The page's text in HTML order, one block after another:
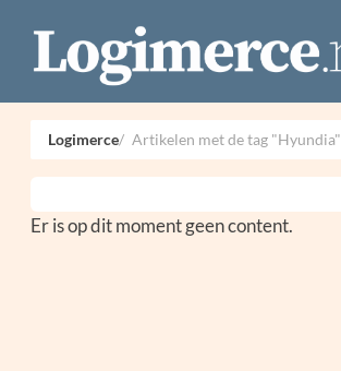
Logimerce Artikelen met de tag "Hyundia"
Er is op dit moment geen content.